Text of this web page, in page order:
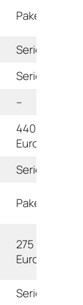
Paket
Serie
Serie
–
440
Euro
Serie
Paket
275
Euro
Serie